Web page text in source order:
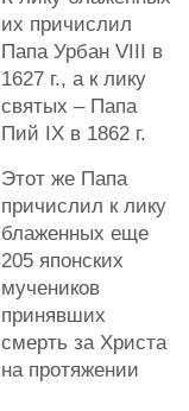
их причислил
Папа Урбан VIII в
1627 г., а к лику
святых – Папа
Пий IX в 1862 г.
Этот же Папа
причислил к лику
блаженных еще
205 японских
мучеников
принявших
смерть за Христа
на протяжении